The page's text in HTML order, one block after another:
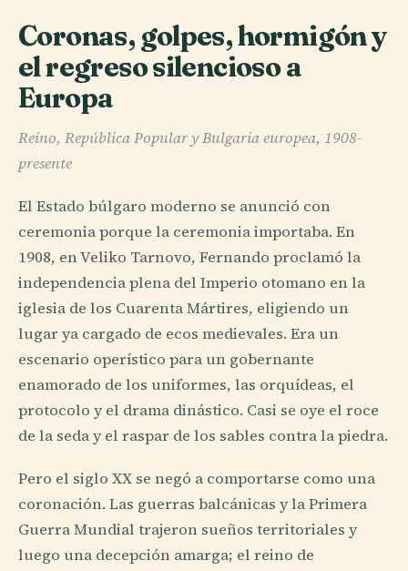
Coronas, golpes, hormigón y
el regreso silencioso a
Europa
Reino, República Popular y Bulgaria europea, 1908-
presente
El Estado búlgaro moderno se anunció con
ceremonia porque la ceremonia importaba. En
1908, en Veliko Tarnovo, Fernando proclamó la
independencia plena del Imperio otomano en la
iglesia de los Cuarenta Mártires, eligiendo un
lugar ya cargado de ecos medievales. Era un
escenario operístico para un gobernante
enamorado de los uniformes, las orquídeas, el
protocolo y el drama dinástico. Casi se oye el roce
de la seda y el raspar de los sables contra la piedra.
Pero el siglo XX se negó a comportarse como una
coronación. Las guerras balcánicas y la Primera
Guerra Mundial trajeron sueños territoriales y
luego una decepción amarga; el reino de